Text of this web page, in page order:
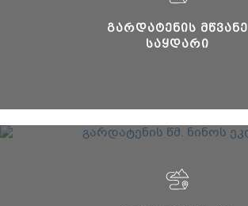
ᲒᲐᲠᲓᲐᲢᲔᲜᲘᲡ ᲛᲬᲕᲐᲜᲔ
ᲡᲐᲧᲓᲐᲠᲘ